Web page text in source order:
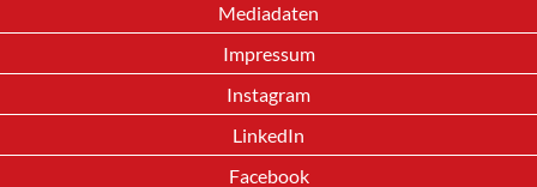
Mediadaten
Impressum
Instagram
LinkedIn
Facebook